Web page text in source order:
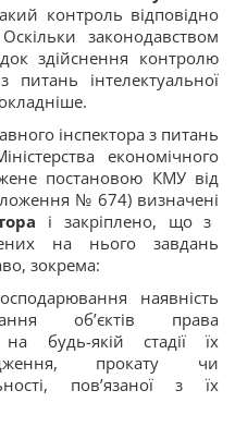
контроль відповідно
законодавством
здійснення контролю
інтелектуальної
інспектора з питань
економічного
постановою КМУ від
№ 674) визначені
і закріплено, що з
на нього завдань
зокрема:
наявність
об’єктів права
на будь-якій стадії їх
прокату чи
пов’язаної з їх